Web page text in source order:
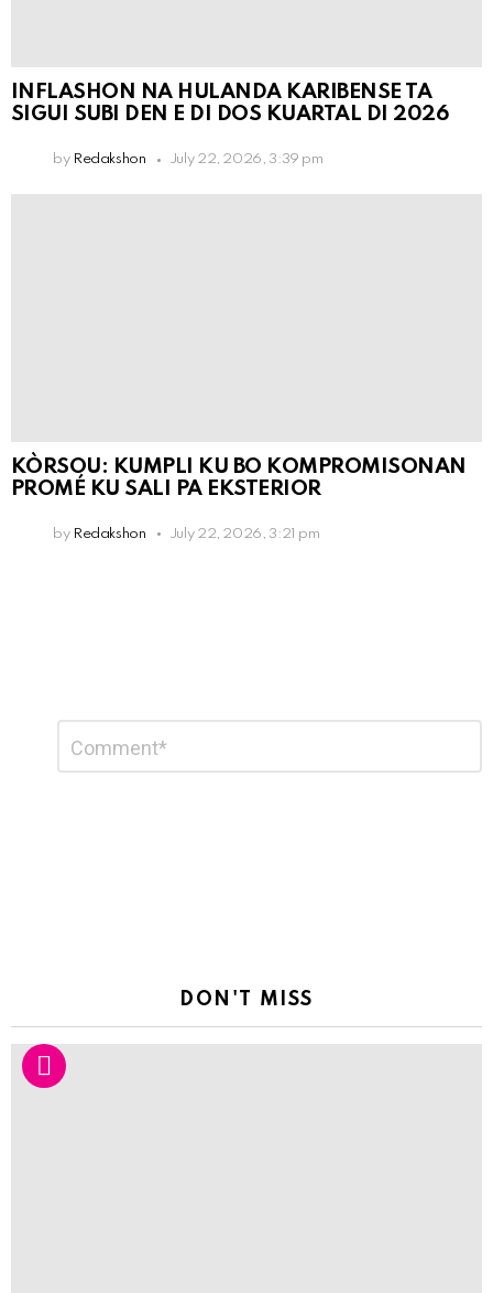
INFLASHON NA HULANDA KARIBENSE TA
SIGUI SUBI DEN E DI DOS KUARTAL DI 2026
by Redakshon July 22, 2026, 3:39 pm
KÒRSOU: KUMPLI KU BO KOMPROMISONAN
PROMÉ KU SALI PA EKSTERIOR
by Redakshon July 22, 2026, 3:21 pm
Reply
DON'T MISS